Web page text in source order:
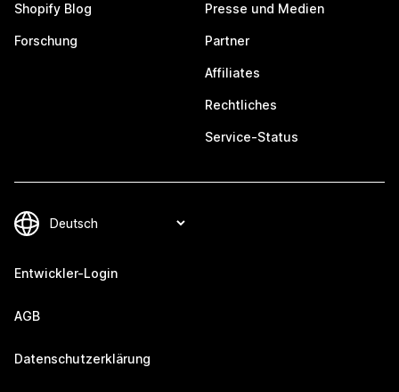
Shopify Blog
Forschung
Presse und Medien
Partner
Affiliates
Rechtliches
Service-Status
Entwickler-Login
AGB
Datenschutzerklärung